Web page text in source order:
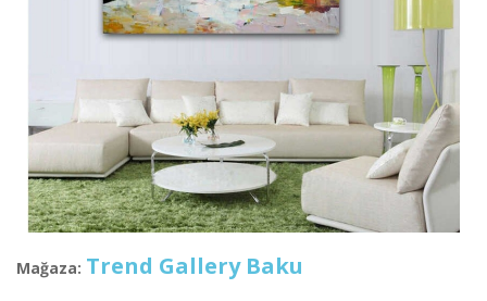
Mağaza: Trend Gallery Baku